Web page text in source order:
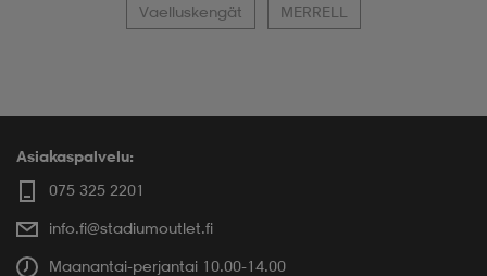
Vaelluskengät MERRELL
Asiakaspalvelu:
075 325 2201
info.fi@stadiumoutlet.fi
Maanantai-perjantai 10.00-14.00